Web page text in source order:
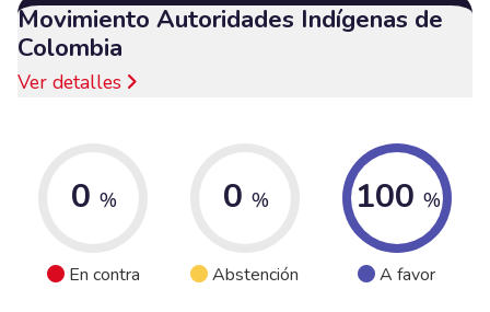
Movimiento Autoridades Indígenas de
Colombia
Ver detalles
0 %
En contra
0 %
Abstención
100 %
A favor